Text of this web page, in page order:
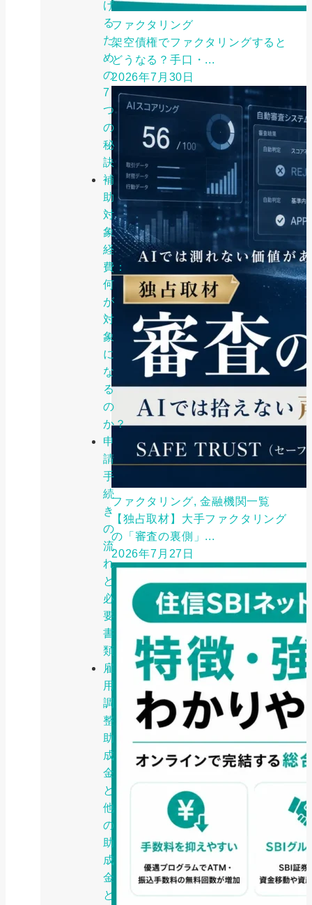
げ
る
た
め
の
7
つ
の
秘
訣
補
助
対
象
経
費：
何
が
対
象
に
な
る
の
か？
申
請
手
続
き
の
流
れ
と
必
要
書
類
雇
用
調
整
助
成
金
と
他
の
助
成
金
と
ファクタリング
架空債権でファクタリングすると
どうなる？手口・...
2026年7月30日
ファクタリング, 金融機関一覧
【独占取材】大手ファクタリング
の「審査の裏側」...
2026年7月27日